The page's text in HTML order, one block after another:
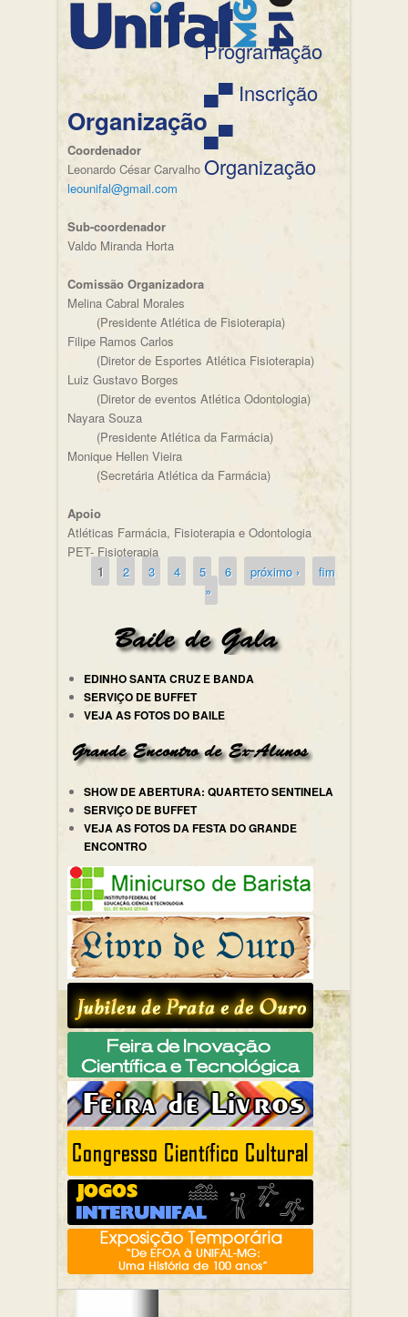
▄▀
Programação
▄▀ Inscrição
▄▀
Organização
Organização
Coordenador
Leonardo César Carvalho
leounifal@gmail.com
Sub-coordenador
Valdo Miranda Horta
Comissão Organizadora
Melina Cabral Morales
(Presidente Atlética de Fisioterapia)
Filipe Ramos Carlos
(Diretor de Esportes Atlética Fisioterapia)
Luiz Gustavo Borges
(Diretor de eventos Atlética Odontologia)
Nayara Souza
(Presidente Atlética da Farmácia)
Monique Hellen Vieira
(Secretária Atlética da Farmácia)
Apoio
Atléticas Farmácia, Fisioterapia e Odontologia
PET- Fisioterapia
Páginas
1 2 3 4 5 6 próximo ›
fim
»
EDINHO SANTA CRUZ E BANDA
SERVIÇO DE BUFFET
VEJA AS FOTOS DO BAILE
SHOW DE ABERTURA: QUARTETO SENTINELA
SERVIÇO DE BUFFET
VEJA AS FOTOS DA FESTA DO GRANDE
ENCONTRO